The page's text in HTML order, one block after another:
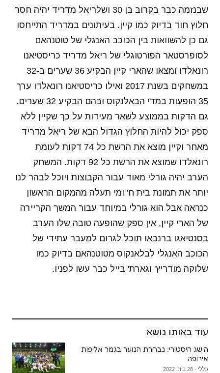
שבנזמה כבר בקרוב בן 30 ושלריאל מדריד יהיה חסר
חלוץ חוד בדיוק כמו קיין. בעיתונים במדריד התייחסו
גם כן להשוואות בין הכוכב האנגלי של טוטנהאם
לסופרסטאר הפורטוגלי של ריאל מדריד כריסטיאנו
רונאלדו ומצאו שהארי קיין הבקיע 36 שערים ב-32
במשחקים בשנת 2017 ואילו כריסטיאנו רונאלדו ערך
35 הופעות במדי הבאלנקוס ובהם הבקיע 32 שערים.
גם הדקות בממוצע לשאר מעידות על כך שקיין ללא
ספק יכול להיות החלוץ הגדול הבא של ריאל מדריד
מאחר וקיין מוצא את הרשת כל 74 דקות לעומת
רונאלדו שמוצא את הרשת כל 92 דקות. המשחק
הערב יהיה גורלי מאוד עבור הקבוצות ויוכל לבהר לנו
יותר את תמונת בית ח' ומי תעלה מהמקום הראשון
כנראה אבל הוא גורלי במיוחד עבור המשך הקריירה
של הארי קיין, אין ספק שהופעה טובה שלו הערב
בסנטיאגו ברנבאו תוכל לגרום למעבר עתידי של
הכוכב האנגלי לבלאנקוס מטוטנהאם בדיוק כמו
שלוקה מודריץ' וגארת' בייל כבר עשו לפניו.
עוד באותו נושא
הישג היסטורי: נבחרת הנוער בגמר אליפות
אירופה
כללי · 28 ביוני 2022